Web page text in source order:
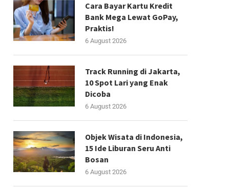
Cara Bayar Kartu Kredit
Bank Mega Lewat GoPay,
Praktis!
6 August 2026
Track Running di Jakarta,
10 Spot Lari yang Enak
Dicoba
6 August 2026
Objek Wisata di Indonesia,
15 Ide Liburan Seru Anti
Bosan
6 August 2026